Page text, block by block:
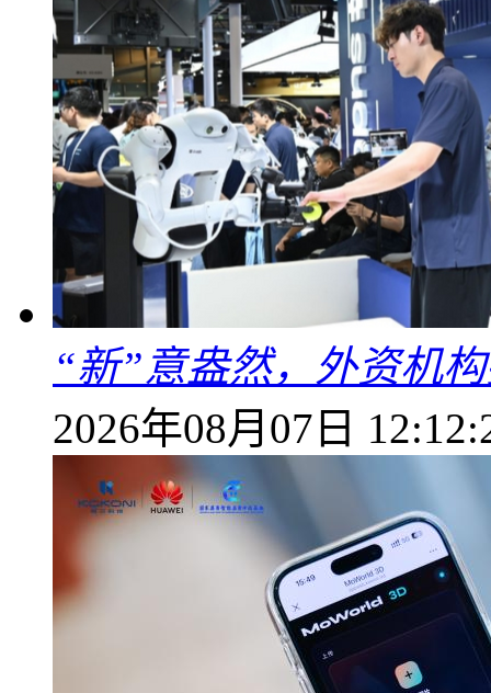
“新”意盎然，外资机
2026年08月07日